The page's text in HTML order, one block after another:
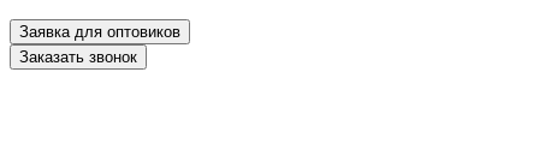
Заявка для оптовиков
Заказать звонок